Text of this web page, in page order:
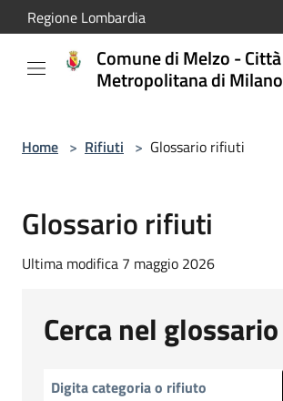
Salta al contenuto principale
Regione Lombardia
Comune di Melzo - Città
Metropolitana di Milano
Home > Rifiuti > Glossario rifiuti
Glossario rifiuti
Ultima modifica 7 maggio 2026
Cerca nel glossario